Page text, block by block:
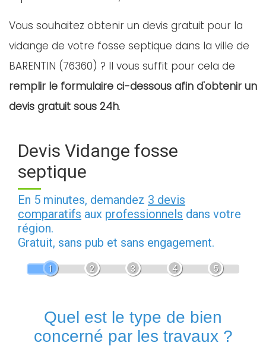
Vous souhaitez obtenir un devis gratuit pour la
vidange de votre fosse septique dans la ville de
BARENTIN (76360) ? Il vous suffit pour cela de
remplir le formulaire ci-dessous afin d'obtenir un
devis gratuit sous 24h.
Devis Vidange fosse
septique
En 5 minutes, demandez 3 devis
comparatifs aux professionnels dans votre
région.
Gratuit, sans pub et sans engagement.
1 2 3 4 5
Quel est le type de bien
concerné par les travaux ?